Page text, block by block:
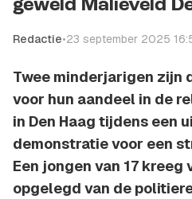
geweld Malieveld
Redactie•23 september 2025
Twee minderjarigen zijn
voor hun aandeel in de
in Den Haag tijdens een
demonstratie voor een
Een jongen van 17
opgelegd van de